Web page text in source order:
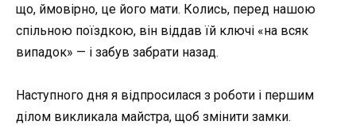
що, ймовірно, це його мати. Колись, перед нашою
спільною поїздкою, він віддав їй ключі «на всяк
випадок» — і забув забрати назад.
Наступного дня я відпросилася з роботи і першим
ділом викликала майстра, щоб змінити замки.